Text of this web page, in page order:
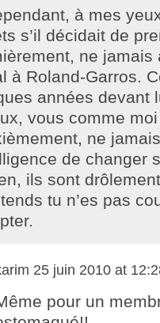
à mes
s’il décidait de
ne
à Roland-Garros.
années devant
vous comme
ne
de changer
ils sont
tu n’es pas
25 juin 2010 at
pour un